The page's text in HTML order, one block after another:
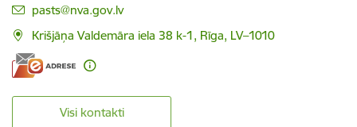
E-pasts:
pasts@nva.gov.lv
Krišjāņa Valdemāra iela 38 k-1, Rīga, LV–1010
Visi kontakti